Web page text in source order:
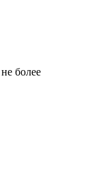
более